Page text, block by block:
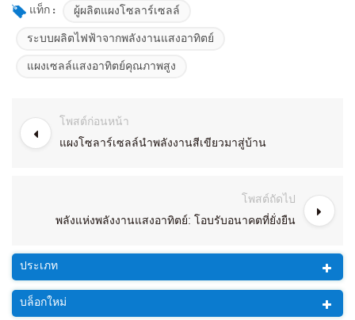
แท็ก :
ผู้ผลิตแผงโซลาร์เซลล์
ระบบผลิตไฟฟ้าจากพลังงานแสงอาทิตย์
แผงเซลล์แสงอาทิตย์คุณภาพสูง
โพสต์ก่อนหน้า
แผงโซลาร์เซลล์นำพลังงานสีเขียวมาสู่บ้าน
โพสต์ถัดไป
พลังแห่งพลังงานแสงอาทิตย์: โอบรับอนาคตที่ยั่งยืน
ประเภท
บล็อกใหม่